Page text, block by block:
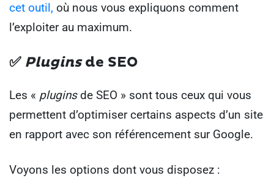
cet outil, où nous vous expliquons comment
l’exploiter au maximum.
✅ Pluginsde SEO
Les « pluginsde SEO » sont tous ceux qui vous
permettent d’optimiser certains aspects d’un site
en rapport avec son référencement sur Google.
Voyons les options dont vous disposez :